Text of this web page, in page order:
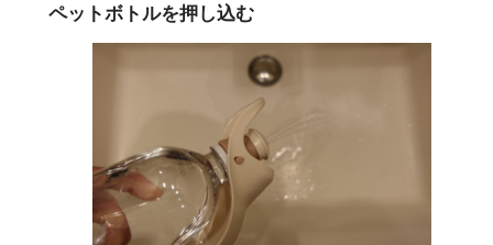
ペットボトルを押し込む